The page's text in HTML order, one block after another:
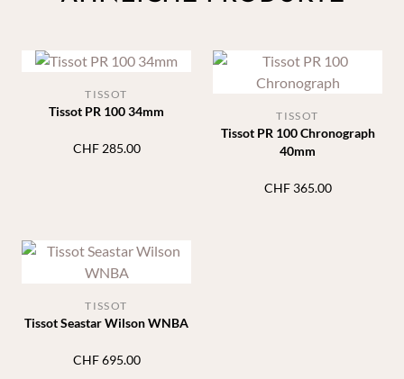
Tissot PR 100 34mm
TISSOT
CHF285.00
Tissot PR 100 Chronograph
40mm
TISSOT
CHF365.00
Tissot Seastar Wilson WNBA
TISSOT
CHF695.00